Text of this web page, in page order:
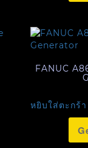
FANUC
หยิบใส่ตะกร้า